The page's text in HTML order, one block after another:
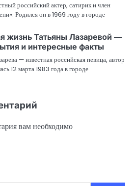
российский актер, сатирик и член
Родился он в 1969 году в городе
жизнь Татьяны Лазаревой —
и интересные факты
— известная российская певица, автор
12 марта 1983 года в городе
вам необходимо